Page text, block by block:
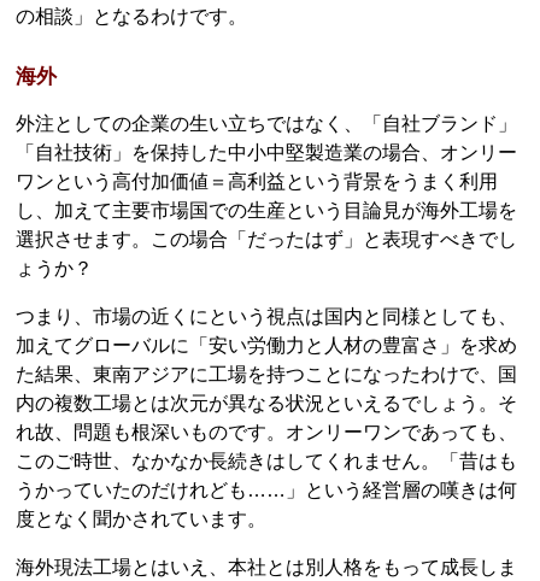
の相談」となるわけです。
海外
外注としての企業の生い立ちではなく、「自社ブランド」
「自社技術」を保持した中小中堅製造業の場合、オンリー
ワンという高付加価値＝高利益という背景をうまく利用
し、加えて主要市場国での生産という目論見が海外工場を
選択させます。この場合「だったはず」と表現すべきでし
ょうか？
つまり、市場の近くにという視点は国内と同様としても、
加えてグローバルに「安い労働力と人材の豊富さ」を求め
た結果、東南アジアに工場を持つことになったわけで、国
内の複数工場とは次元が異なる状況といえるでしょう。そ
れ故、問題も根深いものです。オンリーワンであっても、
このご時世、なかなか長続きはしてくれません。「昔はも
うかっていたのだけれども……」という経営層の嘆きは何
度となく聞かされています。
海外現法工場とはいえ、本社とは別人格をもって成長しま